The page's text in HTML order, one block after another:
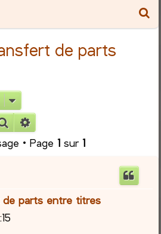
de parts
Rechercher
• Page 1 sur 1
de parts entre titres